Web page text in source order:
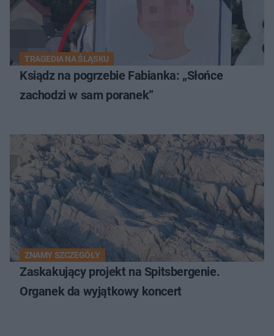
TRAGEDIA NA ŚLĄSKU
Ksiądz na pogrzebie Fabianka: „Słońce
zachodzi w sam poranek”
ZNAMY SZCZEGÓŁY
Zaskakujący projekt na Spitsbergenie.
Organek da wyjątkowy koncert